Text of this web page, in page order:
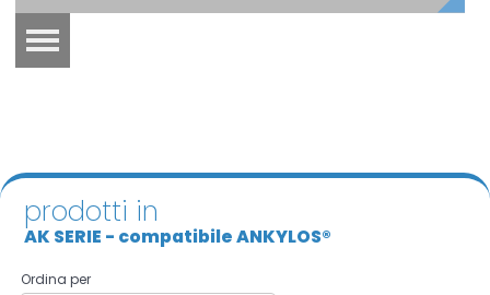
prodotti in
AK SERIE - compatibile ANKYLOS®
Ordina per